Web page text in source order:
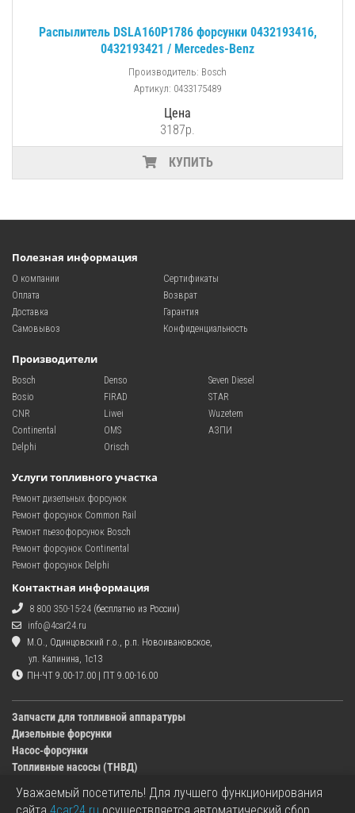
Распылитель DSLA160P1786 форсунки 0432193416,
0432193421 / Mercedes-Benz
Производитель: Bosch
Артикул: 0433175489
Цена
3187р.
КУПИТЬ
Полезная информация
О компании
Оплата
Доставка
Самовывоз
Сертификаты
Возврат
Гарантия
Конфиденциальность
Производители
Bosch
Bosio
CNR
Continental
Delphi
Denso
FIRAD
Liwei
OMS
Orisch
Seven Diesel
STAR
Wuzetem
АЗПИ
Услуги топливного участка
Ремонт дизельных форсунок
Ремонт форсунок Common Rail
Ремонт пьезофорсунок Bosch
Ремонт форсунок Continental
Ремонт форсунок Delphi
Контактная информация
8 800 350-15-24 (бесплатно из России)
info@4car24.ru
М.О., Одинцовский г.о., р.п. Новоивановское,
ул. Калинина, 1с13
ПН-ЧТ 9.00-17.00 | ПТ 9.00-16.00
Запчасти для топливной аппаратуры
Дизельные форсунки
Насос-форсунки
Топливные насосы (ТНВД)
Изображения деталей, представленных в каталоге на сайте, могут отличаться от
Уважаемый посетитель! Для лучшего функционирования